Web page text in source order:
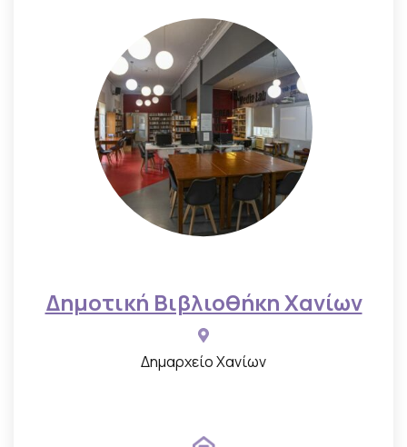
Δημοτική Βιβλιοθήκη Χανίων
Δημαρχείο Χανίων